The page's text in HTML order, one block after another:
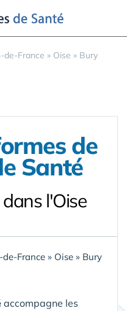
de-France » Oise » Bury
de
Santé
l'Oise
de-France » Oise » Bury
accompagne les